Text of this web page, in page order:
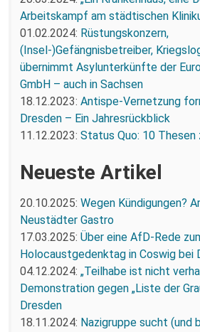
Arbeitskampf am städtischen
01.02.2024: Rüstungskonzern,
(Insel-)Gefängnisbetreiber,
übernimmt Asylunterkünfte der
GmbH – auch in Sachsen
18.12.2023: Antispe-Vernetzung
Dresden – Ein Jahresrückblick
11.12.2023: Status Quo: 10 Thesen
Neueste Artikel
20.10.2025: Wegen Kündigungen?
Neustädter Gastro
17.03.2025: Über eine AfD-Rede
Holocaustgedenktag in Coswig bei
04.12.2024: „Teilhabe ist nicht
Demonstration gegen „Liste der
Dresden
18.11.2024: Nazigruppe sucht (und